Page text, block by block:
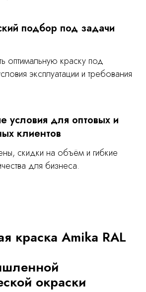
подбор под задачи
оптимальную краску под
эксплуатации и требования
условия для оптовых и
клиентов
скидки на объём и гибкие
для бизнеса.
краска Amika RAL
окраски